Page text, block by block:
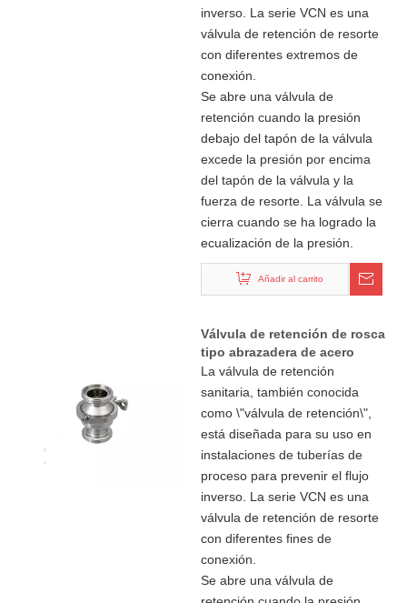
inverso. La serie VCN es una
válvula de retención de resorte
con diferentes extremos de
conexión.
Se abre una válvula de
retención cuando la presión
debajo del tapón de la válvula
excede la presión por encima
del tapón de la válvula y la
fuerza de resorte. La válvula se
cierra cuando se ha logrado la
ecualización de la presión.
Añadir al carrito
Válvula de retención de rosca
tipo abrazadera de acero
inoxidable sanitario
La válvula de retención
sanitaria, también conocida
como \"válvula de retención\",
está diseñada para su uso en
instalaciones de tuberías de
proceso para prevenir el flujo
inverso. La serie VCN es una
válvula de retención de resorte
con diferentes fines de
conexión.
Se abre una válvula de